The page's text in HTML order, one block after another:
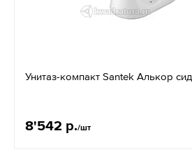
Унитаз-компакт Santek Алькор
8'542 р./шт